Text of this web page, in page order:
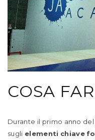
COSA
Durante il primo anno
sugli elementi chiave